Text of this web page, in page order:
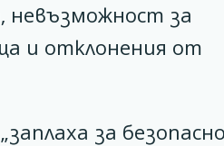
невъзможност за
и отклонения от
за